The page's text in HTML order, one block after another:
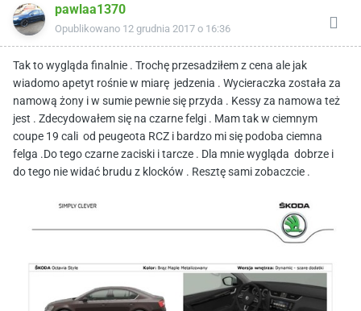
pawlaa1370
Opublikowano 12 grudnia 2017 o 16:36
Tak to wygląda finalnie . Trochę przesadziłem z cena ale jak
wiadomo apetyt rośnie w miarę jedzenia . Wycieraczka została za
namową żony i w sumie pewnie się przyda . Kessy za namowa też
jest . Zdecydowałem się na czarne felgi . Mam tak w ciemnym
coupe 19 cali od peugeota RCZ i bardzo mi się podoba ciemna
felga .Do tego czarne zaciski i tarcze . Dla mnie wygląda dobrze i
do tego nie widać brudu z klocków . Resztę sami zobaczcie .